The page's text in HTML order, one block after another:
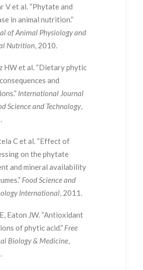
V et al. “Phytate and
in animal nutrition.”
of Animal Physiology and
Nutrition, 2010.
HW et al. “Dietary phytic
and
International Journal
Science and Technology,
C et al. “Effect of
on the phytate
and mineral availability
Food Science and
International, 2011.
Eaton JW. “Antioxidant
of phytic acid.” Free
Biology & Medicine,